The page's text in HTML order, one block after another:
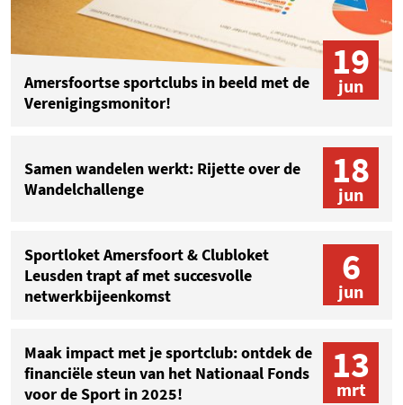
Amersfoortse sportclubs in beeld met de
Verenigingsmonitor!
19
jun
Samen wandelen werkt: Rijette over de
Wandelchallenge
18
jun
Sportloket Amersfoort & Clubloket
Leusden trapt af met succesvolle
netwerkbijeenkomst
6
jun
Maak impact met je sportclub: ontdek de
financiële steun van het Nationaal Fonds
voor de Sport in 2025!
13
mrt